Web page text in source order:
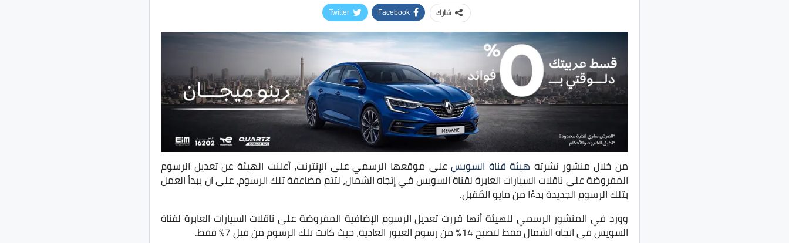
شارك Facebook
Twitter
من خلال منشور نشرته هيئة قناة السويسعلى موقعها الرسمي على الإنترنت، أعلنت الهيئة عن تعديل الرسوم
المفروضة على ناقلات السيارات العابرة لقناة السويس في إتجاه الشمال، لتتم مضاعفة تلك الرسوم، على ان يبدأ العمل
بتلك الرسوم الجديدة بدءًا من مايو المُقبل.
وورد في المنشور الرسمي للهيئة أنها قررت تعديل الرسوم الإضافية المفروضة على ناقلات السيارات العابرة لقناة
السويس فى اتجاه الشمال فقط لتصبح 14% من رسوم العبور العادية، حيث كانت تلك الرسوم من قبل 7% فقط.